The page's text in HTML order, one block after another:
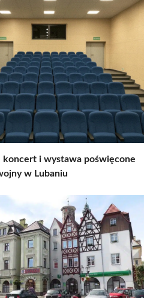
koncert i wystawa poświęcone
w Lubaniu